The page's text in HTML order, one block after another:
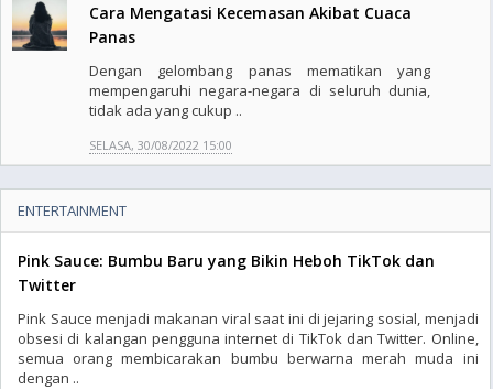
Cara Mengatasi Kecemasan Akibat Cuaca
Panas
Dengan gelombang panas mematikan yang
mempengaruhi negara-negara di seluruh dunia,
tidak ada yang cukup ..
SELASA, 30/08/2022 15:00
ENTERTAINMENT
Pink Sauce: Bumbu Baru yang Bikin Heboh TikTok dan
Twitter
Pink Sauce menjadi makanan viral saat ini di jejaring sosial, menjadi
obsesi di kalangan pengguna internet di TikTok dan Twitter. Online,
semua orang membicarakan bumbu berwarna merah muda ini
dengan ..